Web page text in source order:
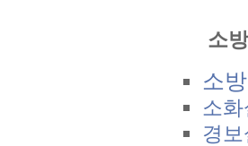
소
소
소
경